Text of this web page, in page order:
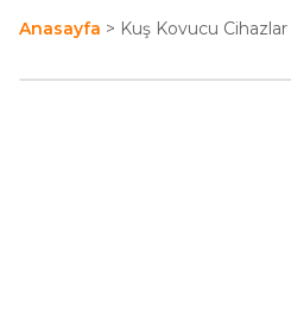
Anasayfa Kuş Kovucu Cihazlar